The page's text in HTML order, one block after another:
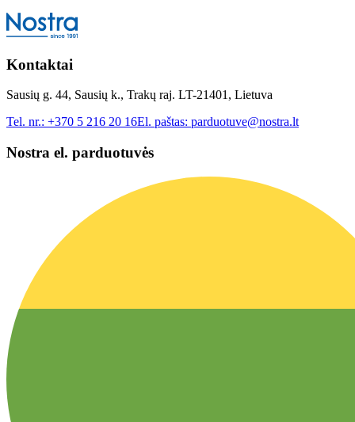
Kontaktai
Sausių g. 44, Sausių k., Trakų raj. LT-21401, Lietuva
Tel. nr.: +370 5 216 20 16El. paštas: parduotuve@nostra.lt
Nostra el. parduotuvės